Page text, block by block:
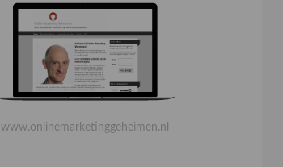
www.onlinemarketinggeheimen.nl